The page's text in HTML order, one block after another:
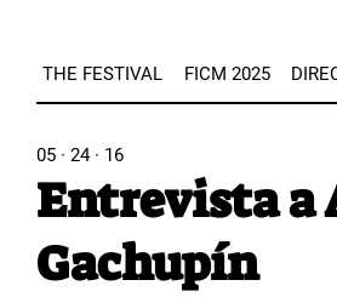
THE FESTIVAL FICM 2025
05 · 24 · 16
Entrevista a
Gachupín